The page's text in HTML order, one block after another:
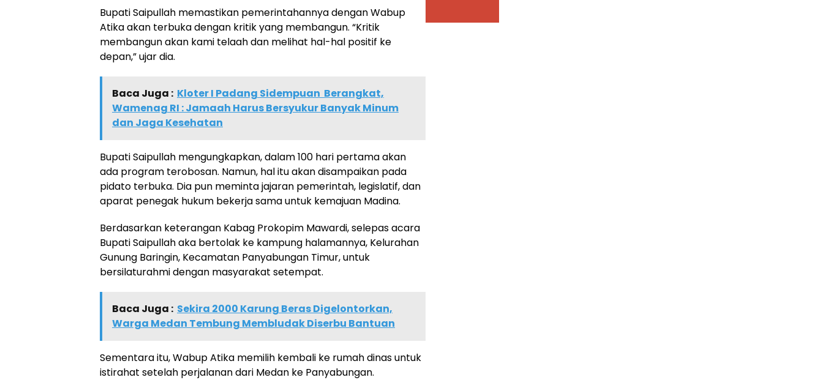
Bupati Saipullah memastikan pemerintahannya dengan Wabup
Atika akan terbuka dengan kritik yang membangun. “Kritik
membangun akan kami telaah dan melihat hal-hal positif ke
depan,” ujar dia.
Baca Juga : Kloter I Padang Sidempuan Berangkat,
Wamenag RI : Jamaah Harus Bersyukur Banyak Minum
dan Jaga Kesehatan
Bupati Saipullah mengungkapkan, dalam 100 hari pertama akan
ada program terobosan. Namun, hal itu akan disampaikan pada
pidato terbuka. Dia pun meminta jajaran pemerintah, legislatif, dan
aparat penegak hukum bekerja sama untuk kemajuan Madina.
Berdasarkan keterangan Kabag Prokopim Mawardi, selepas acara
Bupati Saipullah aka bertolak ke kampung halamannya, Kelurahan
Gunung Baringin, Kecamatan Panyabungan Timur, untuk
bersilaturahmi dengan masyarakat setempat.
Baca Juga : Sekira 2000 Karung Beras Digelontorkan,
Warga Medan Tembung Membludak Diserbu Bantuan
Sementara itu, Wabup Atika memilih kembali ke rumah dinas untuk
istirahat setelah perjalanan dari Medan ke Panyabungan.